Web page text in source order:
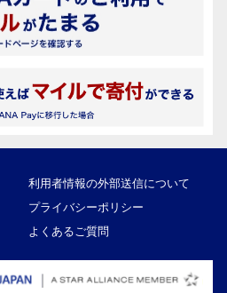
利用者情報の外部送信について
プライバシーポリシー
よくあるご質問